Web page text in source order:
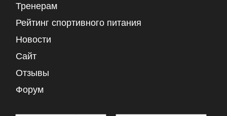
Тренерам
Рейтинг спортивного питания
Новости
Сайт
Отзывы
Форум